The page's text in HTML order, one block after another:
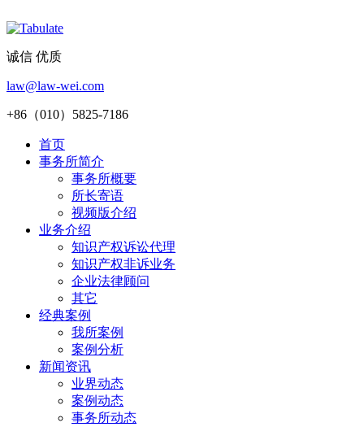
诚信 优质
law@law-wei.com
+86（010）5825-7186
首页
事务所简介
事务所概要
所长寄语
视频版介绍
业务介绍
知识产权诉讼代理
知识产权非诉业务
企业法律顾问
其它
经典案例
我所案例
案例分析
新闻资讯
业界动态
案例动态
事务所动态